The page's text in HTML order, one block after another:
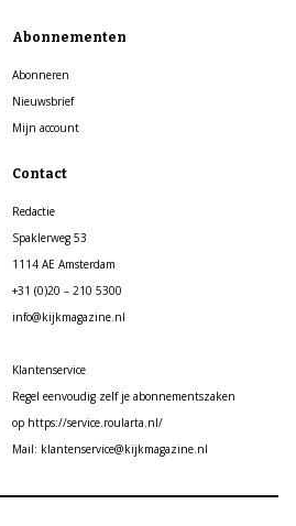
Abonnementen
Abonneren
Nieuwsbrief
Mijn account
Contact
Redactie
Spaklerweg 53
1114 AE Amsterdam
+31 (0)20 – 210 5300
info@kijkmagazine.nl
Klantenservice
Regel eenvoudig zelf je abonnementszaken
op https://service.roularta.nl/
Mail: klantenservice@kijkmagazine.nl